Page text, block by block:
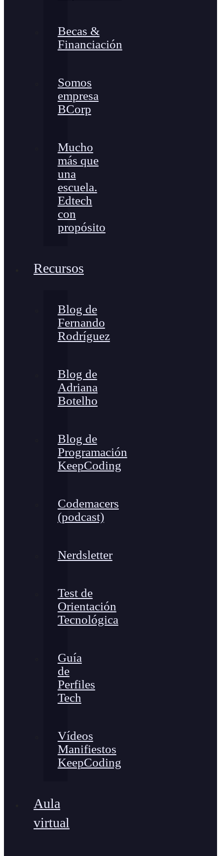
Becas &
Financiación
Somos
empresa
BCorp
Mucho
más que
una
escuela.
Edtech
con
propósito
Recursos
Blog de
Fernando
Rodríguez
Blog de
Adriana
Botelho
Blog de
Programación
KeepCoding
Codemacers
(podcast)
Nerdsletter
Test de
Orientación
Tecnológica
Guía
de
Perfiles
Tech
Vídeos
Manifiestos
KeepCoding
Aula
virtual